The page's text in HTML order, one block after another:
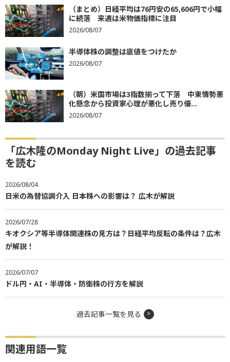
（まとめ）日経平均は76円安の65,606円で小幅
に続落 来週は米物価指標に注目
2026/08/07
半導体株の調整は底値をつけたか
2026/08/07
（朝）米国市場は3指数揃って下落 中東情勢悪
化懸念から投資家心理が悪化し売り優...
2026/08/07
「広木隆のMonday Night Live」の過去記事
を読む
2026/08/04
日米の為替協調介入 日本株への影響は？ 広木が解説
2026/07/28
キオクシア等半導体関連株の見方は？日経平均反転の条件は？広木
が解説！
2026/07/07
ドル円・AI・半導体・防衛株の行方を解説
過去記事一覧を見る
関連用語一覧